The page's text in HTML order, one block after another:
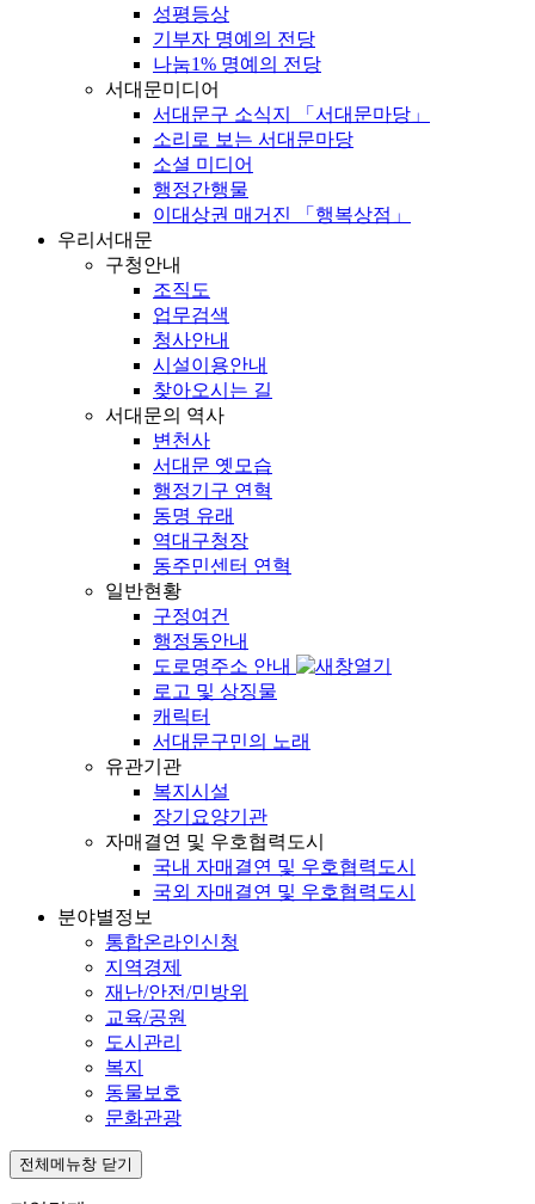
성평등상
기부자 명예의 전당
나눔1% 명예의 전당
서대문미디어
서대문구 소식지 「서대문마당」
소리로 보는 서대문마당
소셜 미디어
행정간행물
이대상권 매거진 「행복상점」
우리서대문
구청안내
조직도
업무검색
청사안내
시설이용안내
찾아오시는 길
서대문의 역사
변천사
서대문 옛모습
행정기구 연혁
동명 유래
역대구청장
동주민센터 연혁
일반현황
구정여건
행정동안내
도로명주소 안내
로고 및 상징물
캐릭터
서대문구민의 노래
유관기관
복지시설
장기요양기관
자매결연 및 우호협력도시
국내 자매결연 및 우호협력도시
국외 자매결연 및 우호협력도시
분야별정보
통합온라인신청
지역경제
재난/안전/민방위
교육/공원
도시관리
복지
동물보호
문화관광
전체메뉴창 닫기